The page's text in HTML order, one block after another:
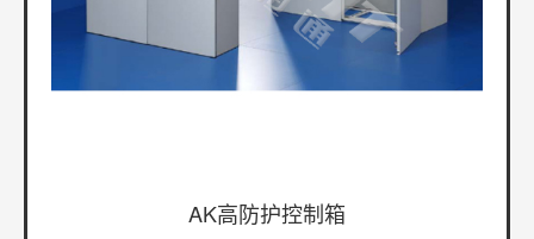
AK高防护控制箱